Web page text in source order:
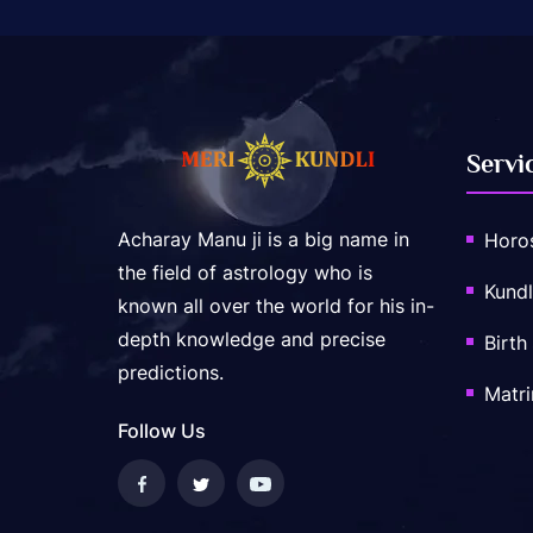
Acharay Manu ji is a big name in
the field of astrology who is
known all over the world for his in-
depth knowledge and precise
predictions.
Follow Us
Birth